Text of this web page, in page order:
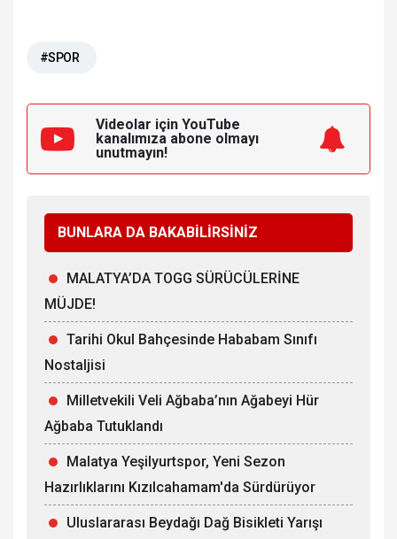
#SPOR
Videolar için YouTube
kanalımıza abone olmayı
unutmayın!
BUNLARA DA BAKABİLİRSİNİZ
MALATYA’DA TOGG SÜRÜCÜLERİNE
MÜJDE!
Tarihi Okul Bahçesinde Hababam Sınıfı
Nostaljisi
Milletvekili Veli Ağbaba’nın Ağabeyi Hür
Ağbaba Tutuklandı
Malatya Yeşilyurtspor, Yeni Sezon
Hazırlıklarını Kızılcahamam'da Sürdürüyor
Uluslararası Beydağı Dağ Bisikleti Yarışı